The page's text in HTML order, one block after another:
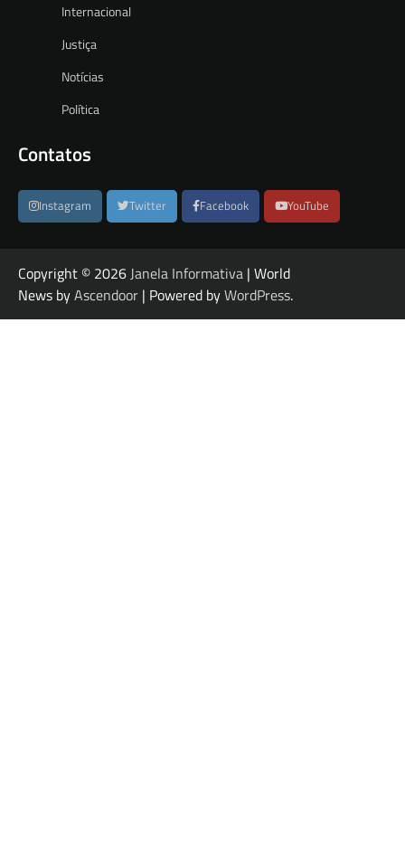
Internacional
Justiça
Notícias
Política
Contatos
Instagram Twitter Facebook YouTube
Copyright © 2026Janela Informativa | World
News byAscendoor | Powered byWordPress.